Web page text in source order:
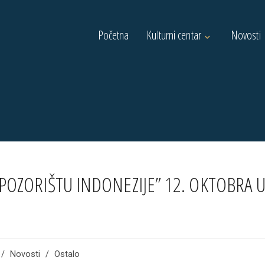
Početna Kulturni centar Novosti
INDONEZIJE” 12. OKTOBRA U
/ Novosti / Ostalo